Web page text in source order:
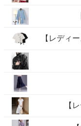
【レディ
【